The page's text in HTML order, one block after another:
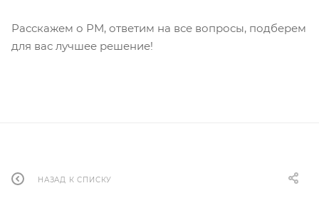
Расскажем о РМ, ответим на все вопросы, подберем
для вас лучшее решение!
НАЗАД К СПИСКУ